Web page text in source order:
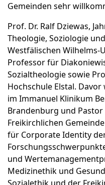
Gemeinden sehr
Prof. Dr. Ralf Dziewas,
Theologie, Soziologie
Westfälischen Wilhelms-
Professor für
Sozialtheologie sowie
Hochschule Elstal.
im Immanuel Klinikum
Brandenburg und Pastor
Freikirchlichen
für Corporate Identity
und
Medizinethik und